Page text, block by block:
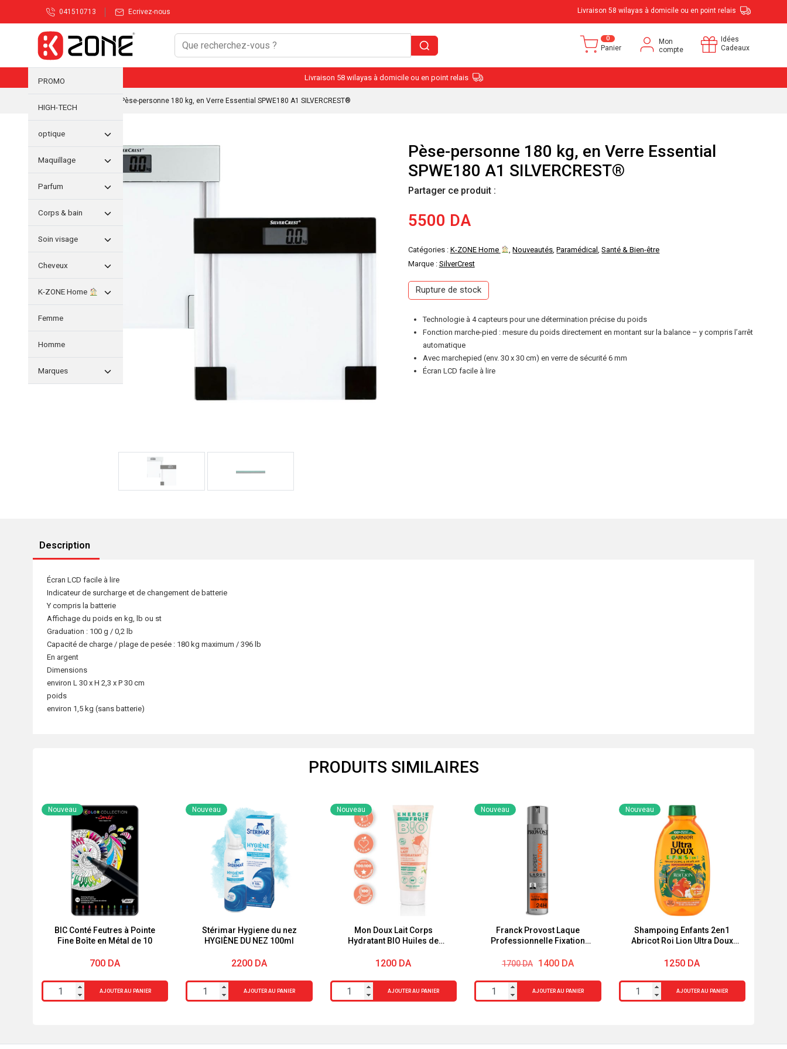
041510713 Ecrivez-nous Livraison 58 wilayas à domicile ou en point relais
0
Panier
Mon
compte
Idées
Cadeaux
PROMO
HIGH-TECH
optique
Maquillage
Parfum
Corps & bain
Soin visage
Cheveux
K-ZONE Home
Femme
Homme
Marques
Livraison 58 wilayas à domicile ou en point relais
/ Pèse-personne 180 kg, en Verre Essential SPWE180 A1 SILVERCREST®
Pèse-personne 180 kg, en Verre Essential
SPWE180 A1 SILVERCREST®
Partager ce produit :
5500 DA
Catégories : K-ZONE Home ,Nouveautés,Paramédical,Santé & Bien-être
Marque : SilverCrest
Rupture de stock
Technologie à 4 capteurs pour une détermination précise du poids
Fonction marche-pied : mesure du poids directement en montant sur la balance – y compris l’arrêt
automatique
Avec marchepied (env. 30 x 30 cm) en verre de sécurité 6 mm
Écran LCD facile à lire
Description
Écran LCD facile à lire
Indicateur de surcharge et de changement de batterie
Y compris la batterie
Affichage du poids en kg, lb ou st
Graduation : 100 g / 0,2 lb
Capacité de charge / plage de pesée : 180 kg maximum / 396 lb
En argent
Dimensions
environ L 30 x H 2,3 x P 30 cm
poids
environ 1,5 kg (sans batterie)
PRODUITS SIMILAIRES
BIC Conté Feutres à Pointe
Fine Boîte en Métal de 10
Nouveau
700 DA
quantité
de
AJOUTER AU PANIER
Stérimar Hygiene du nez
HYGIÈNE DU NEZ 100ml
Nouveau
2200 DA
quantité
de
AJOUTER AU PANIER
Mon Doux Lait Corps
Hydratant BIO Huiles de
Energie Fruit
Nouveau
1200 DA
quantité
de
AJOUTER AU PANIER
Franck Provost Laque
Professionnelle Fixation
Nouveau
1700DA
Le
initial
était :
1400 DA
Le
actuel
est :
quantité
de
AJOUTER AU PANIER
Shampoing Enfants 2en1
Abricot Roi Lion Ultra Doux
Nouveau
1250 DA
quantité
de
AJOUTER AU PANIER